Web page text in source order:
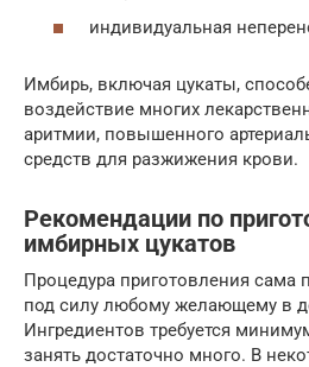
индивидуальная
Имбирь, включая цукаты,
воздействие многих
аритмии, повышенного
средств для разжижения крови.
Рекомендации по
имбирных цукатов
Процедура приготовления сама
под силу любому желающему в
Ингредиентов требуется
занять достаточно много. В